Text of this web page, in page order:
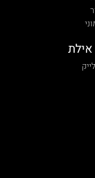
אילת